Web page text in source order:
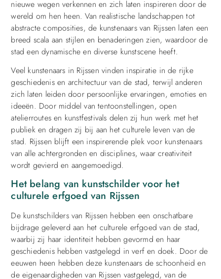
nieuwe wegen verkennen en zich laten inspireren door de
wereld om hen heen. Van realistische landschappen tot
abstracte composities, de kunstenaars van Rijssen laten een
breed scala aan stijlen en benaderingen zien, waardoor de
stad een dynamische en diverse kunstscene heeft.
Veel kunstenaars in Rijssen vinden inspiratie in de rijke
geschiedenis en architectuur van de stad, terwijl anderen
zich laten leiden door persoonlijke ervaringen, emoties en
ideeën. Door middel van tentoonstellingen, open
atelierroutes en kunstfestivals delen zij hun werk met het
publiek en dragen zij bij aan het culturele leven van de
stad. Rijssen blijft een inspirerende plek voor kunstenaars
van alle achtergronden en disciplines, waar creativiteit
wordt gevierd en aangemoedigd.
Het belang van kunstschilder voor het
culturele erfgoed van Rijssen
De kunstschilders van Rijssen hebben een onschatbare
bijdrage geleverd aan het culturele erfgoed van de stad,
waarbij zij haar identiteit hebben gevormd en haar
geschiedenis hebben vastgelegd in verf en doek. Door de
eeuwen heen hebben deze kunstenaars de schoonheid en
de eigenaardigheden van Rijssen vastgelegd, van de